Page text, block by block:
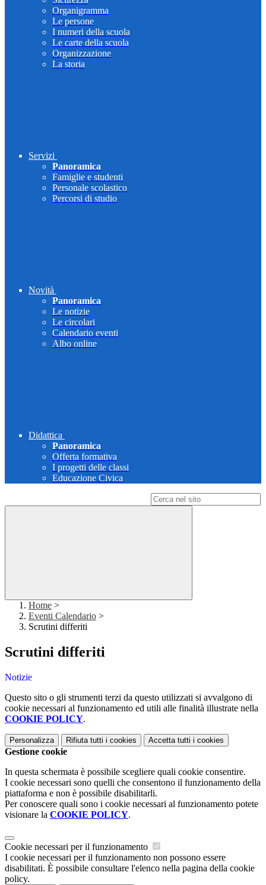
Organigramma
Le persone
I numeri della scuola
Le carte della scuola
Organizzazione
La storia
Servizi
Panoramica
Famiglie e studenti
Personale scolastico
Percorsi di studio
Novità
Panoramica
Le notizie
Le circolari
Calendario eventi
Albo online
Didattica
Panoramica
Offerta formativa
I progetti delle classi
Educazione Civica
Home >
Eventi Calendario >
Scrutini differiti
Scrutini differiti
Notizie
Questo sito o gli strumenti terzi da questo utilizzati si avvalgono di
cookie necessari al funzionamento ed utili alle finalità illustrate nella
COOKIE POLICY.
Personalizza Rifiuta tutti i cookies Accetta tutti i cookies
Gestione cookie
In questa schermata è possibile scegliere quali cookie consentire.
I cookie necessari sono quelli che consentono il funzionamento della
piattaforma e non è possibile disabilitarli.
Per conoscere quali sono i cookie necessari al funzionamento potete
visionare la COOKIE POLICY.
Cookie necessari per il funzionamento
I cookie necessari per il funzionamento non possono essere
disabilitati. È possibile consultare l'elenco nella pagina della cookie
policy.